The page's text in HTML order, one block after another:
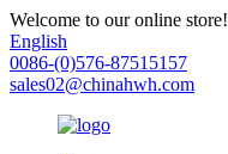
Welcome to our online store!
English
0086-(0)576-87515157
sales02@chinahwh.com